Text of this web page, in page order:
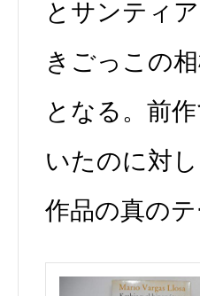
とサンティ
きごっこの
となる。前
いたのに対
作品の真の